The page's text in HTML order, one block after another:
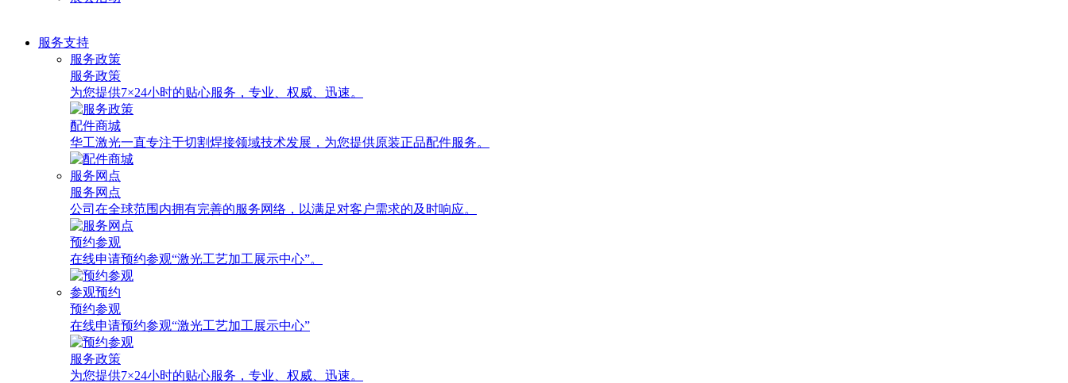
服务支持
服务政策
服务政策
为您提供7×24小时的贴心服务，专业、权威、迅速。
配件商城
华工激光一直专注于切割焊接领域技术发展，为您提供原装正品配件服务。
服务网点
服务网点
公司在全球范围内拥有完善的服务网络，以满足对客户需求的及时响应。
预约参观
在线申请预约参观“激光工艺加工展示中心”。
参观预约
预约参观
在线申请预约参观“激光工艺加工展示中心”
服务政策
为您提供7×24小时的贴心服务，专业、权威、迅速。